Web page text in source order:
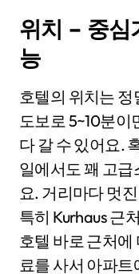
위치 – 중심
능
호텔의 위치는
도보로 5~10분이
다 갈 수 있어요.
일에서도 꽤 고
요. 거리마다 멋
특히 Kurhaus 근
호텔 바로 근처에
료를 사서 아파